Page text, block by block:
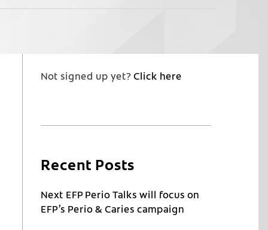
Not signed up yet?Click here
Recent Posts
Next EFP Perio Talks will focus on
EFP’s Perio & Caries campaign